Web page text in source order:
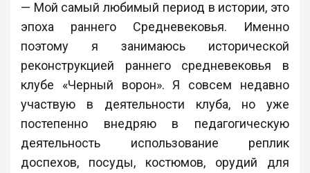
— Мой самый любимый период в истории, это
эпоха раннего Средневековья. Именно
поэтому я занимаюсь исторической
реконструкцией раннего средневековья в
клубе «Черный ворон». Я совсем недавно
участвую в деятельности клуба, но уже
постепенно внедряю в педагогическую
деятельность использование реплик
доспехов, посуды, костюмов, орудий для